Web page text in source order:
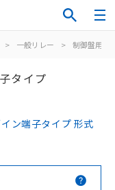
> 一般リレー > 制御盤用
タイプ
ン端子タイプ 形式